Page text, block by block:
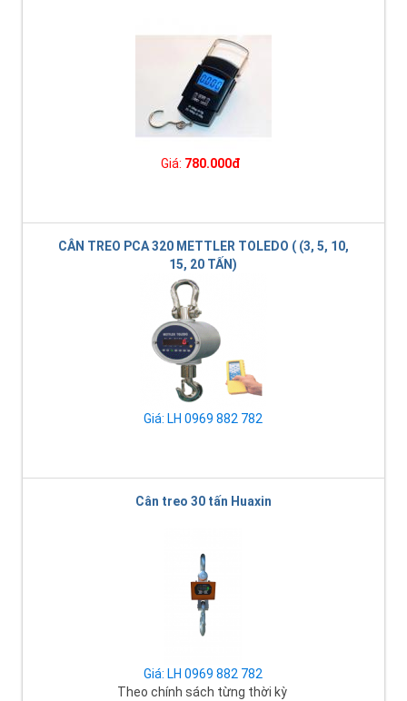
Giá: 780.000đ
CÂN TREO PCA 320 METTLER TOLEDO ( (3, 5, 10,
15, 20 TẤN)
Giá: LH 0969 882 782
Cân treo 30 tấn Huaxin
Giá: LH 0969 882 782
Theo chính sách từng thời kỳ